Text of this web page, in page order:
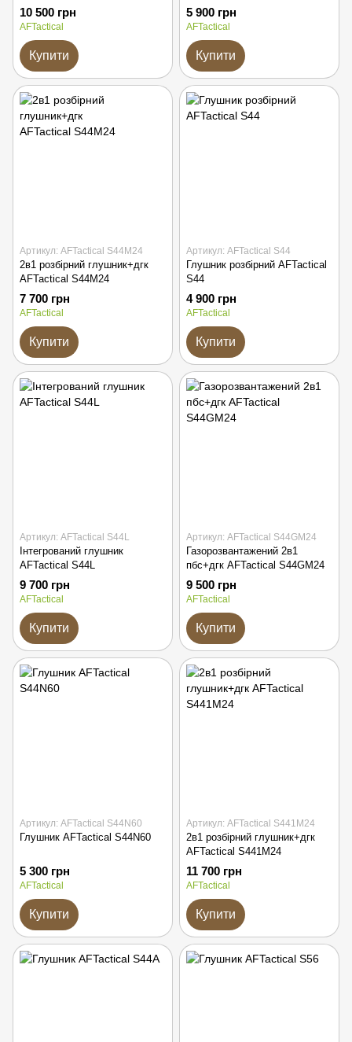
10 500 грн
AFTactical
Купити
5 900 грн
AFTactical
Купити
Артикул: AFTactical S44M24
2в1 розбірний глушник+дгк
AFTactical S44M24
7 700 грн
AFTactical
Купити
Артикул: AFTactical S44
Глушник розбірний AFTactical
S44
4 900 грн
AFTactical
Купити
Артикул: AFTactical S44L
Інтегрований глушник
AFTactical S44L
9 700 грн
AFTactical
Купити
Артикул: AFTactical S44GM24
Газорозвантажений 2в1
пбс+дгк AFTactical S44GM24
9 500 грн
AFTactical
Купити
Артикул: AFTactical S44N60
Глушник AFTactical S44N60
5 300 грн
AFTactical
Купити
Артикул: AFTactical S441M24
2в1 розбірний глушник+дгк
AFTactical S441M24
11 700 грн
AFTactical
Купити